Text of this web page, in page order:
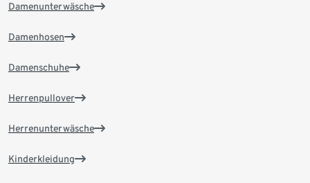
Damenunterwäsche
Damenhosen
Damenschuhe
Herrenpullover
Herrenunterwäsche
Kinderkleidung